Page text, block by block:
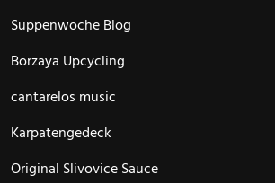
Suppenwoche Blog
Borzaya Upcycling
cantarelos music
Karpatengedeck
Original Slivovice Sauce